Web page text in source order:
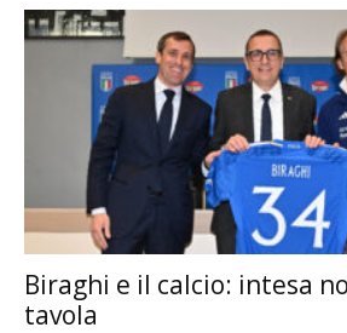
Biraghi e il calcio: intesa
tavola